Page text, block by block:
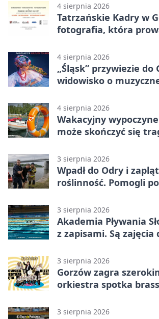
4 sierpnia 2026
Tatrzańskie Kadry w
fotografia, która
4 sierpnia 2026
„Śląsk” przywiezie do
widowisko o
4 sierpnia 2026
Wakacyjny
może skończyć się
3 sierpnia 2026
Wpadł do Odry i
roślinność. Pomogli
3 sierpnia 2026
Akademia Pływania
z zapisami. Są zajęcia
3 sierpnia 2026
Gorzów zagra
orkiestra spotka
3 sierpnia 2026